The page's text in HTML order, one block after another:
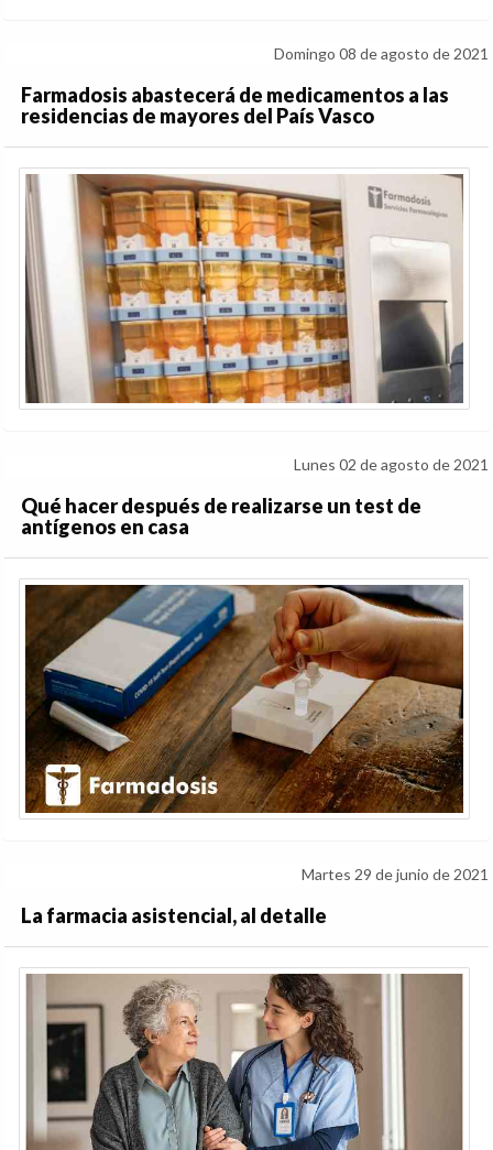
Domingo 08 de agosto de 2021
Farmadosis abastecerá de medicamentos a las
residencias de mayores del País Vasco
Lunes 02 de agosto de 2021
Qué hacer después de realizarse un test de
antígenos en casa
Martes 29 de junio de 2021
La farmacia asistencial, al detalle